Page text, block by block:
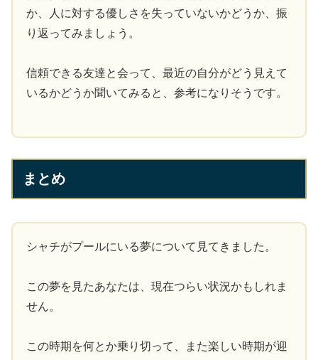
か、人に対する優しさを失っていないかどうか、振
り返ってみましょう。
信頼できる友達と会って、最近の自分がどう見えて
いるかどうか聞いてみると、参考になりそうです。
まとめ
シャチがプールにいる夢について見てきました。
この夢を見たあなたは、現在つらい状況かもしれま
せん。
この時期を何とか乗り切って、また楽しい時期が迎